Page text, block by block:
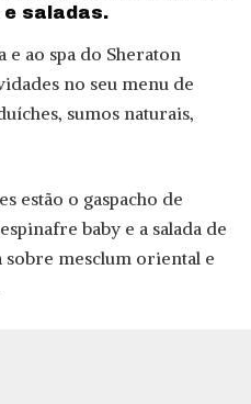
saladas.
e ao spa do Sheraton
no seu menu de
sumos naturais,
estão o gaspacho de
baby e a salada de
sobre mesclum oriental e